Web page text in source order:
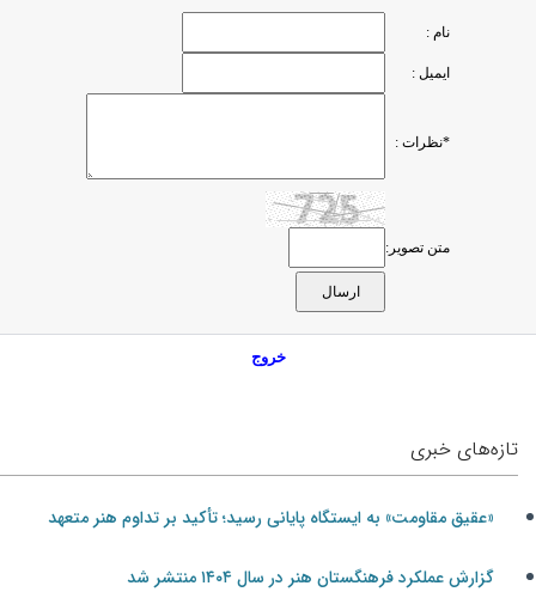
نام :
ایمیل :
*نظرات :
متن تصویر:
خروج
تازه‌های خبری
«عقیق مقاومت» به ایستگاه پایانی رسید؛ تأکید بر تداوم هنر متعهد
گزارش عملکرد فرهنگستان هنر در سال ۱۴۰۴ منتشر شد